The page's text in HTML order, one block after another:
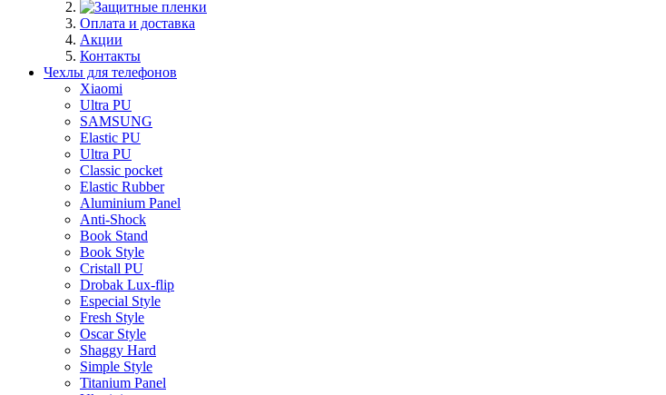
Оплата и доставка
Акции
Контакты
Чехлы для телефонов
Xiaomi
Ultra PU
SAMSUNG
Elastic PU
Ultra PU
Classic pocket
Elastic Rubber
Aluminium Panel
Anti-Shock
Book Stand
Book Style
Cristall PU
Drobak Lux-flip
Especial Style
Fresh Style
Oscar Style
Shaggy Hard
Simple Style
Titanium Panel